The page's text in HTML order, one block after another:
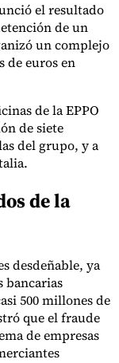
el resultado
de un
un complejo
de euros en
de la EPPO
de siete
del grupo, y a
de la
desdeñable, ya
bancarias
500 millones de
que el fraude
de empresas